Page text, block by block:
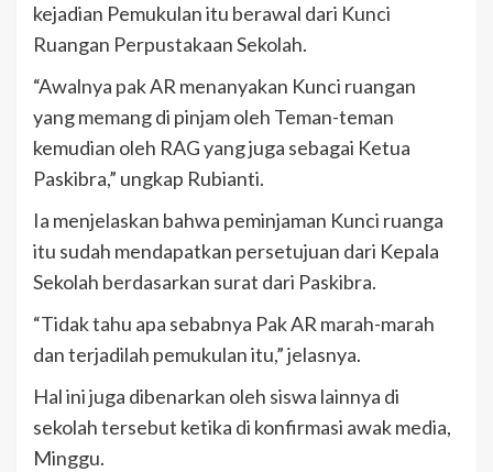
kejadian Pemukulan itu berawal dari Kunci
Ruangan Perpustakaan Sekolah.
“Awalnya pak AR menanyakan Kunci ruangan
yang memang di pinjam oleh Teman-teman
kemudian oleh RAG yang juga sebagai Ketua
Paskibra,” ungkap Rubianti.
Ia menjelaskan bahwa peminjaman Kunci ruanga
itu sudah mendapatkan persetujuan dari Kepala
Sekolah berdasarkan surat dari Paskibra.
“Tidak tahu apa sebabnya Pak AR marah-marah
dan terjadilah pemukulan itu,” jelasnya.
Hal ini juga dibenarkan oleh siswa lainnya di
sekolah tersebut ketika di konfirmasi awak media,
Minggu.